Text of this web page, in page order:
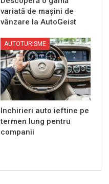
variată de mașini de
vânzare la AutoGeist
AUTOTURISME
Inchirieri auto ieftine pe
termen lung pentru
companii